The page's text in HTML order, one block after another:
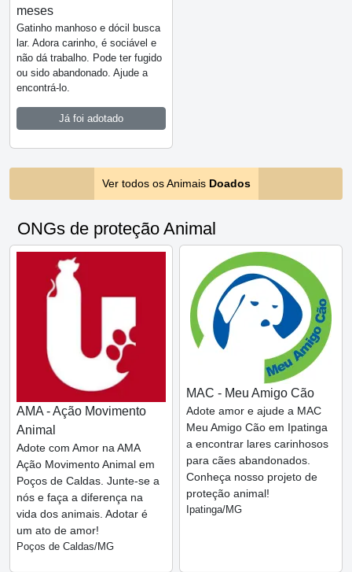
meses
Gatinho manhoso e dócil busca
lar. Adora carinho, é sociável e
não dá trabalho. Pode ter fugido
ou sido abandonado. Ajude a
encontrá-lo.
Já foi adotado
Ver todos os Animais Doados
ONGs de proteção Animal
AMA - Ação Movimento
Animal
Adote com Amor na AMA
Ação Movimento Animal em
Poços de Caldas. Junte-se a
nós e faça a diferença na
vida dos animais. Adotar é
um ato de amor!
Poços de Caldas/MG
MAC - Meu Amigo Cão
Adote amor e ajude a MAC
Meu Amigo Cão em Ipatinga
a encontrar lares carinhosos
para cães abandonados.
Conheça nosso projeto de
proteção animal!
Ipatinga/MG